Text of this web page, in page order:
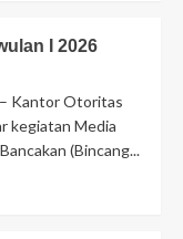
I 2026
Kantor Otoritas
kegiatan Media
(Bincang...